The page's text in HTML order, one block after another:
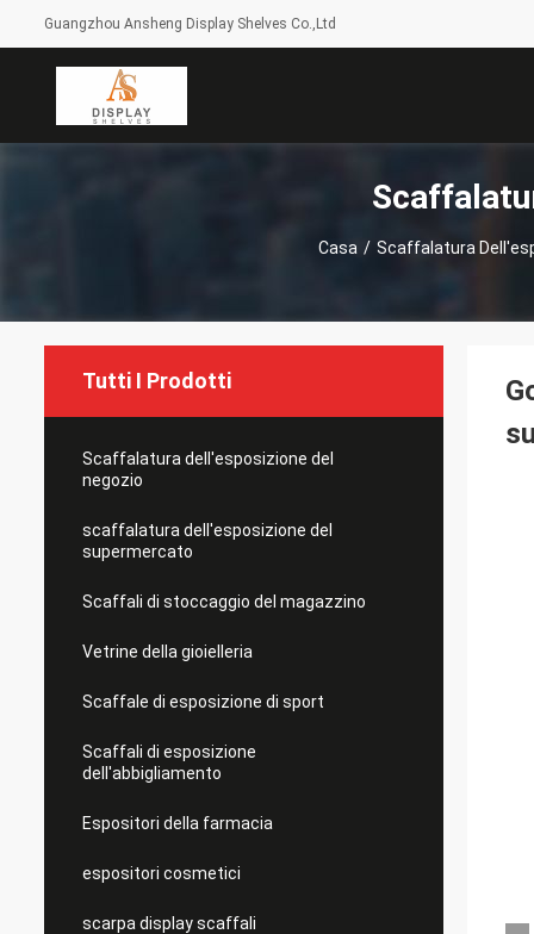
Guangzhou Ansheng Display Shelves Co.,Ltd
Casa / Scaffalatura
Tutti I Prodotti
Scaffalatura dell'esposizione del
negozio
scaffalatura dell'esposizione del
supermercato
Scaffali di stoccaggio del magazzino
Vetrine della gioielleria
Scaffale di esposizione di sport
Scaffali di esposizione
dell'abbigliamento
Espositori della farmacia
espositori cosmetici
scarpa display scaffali